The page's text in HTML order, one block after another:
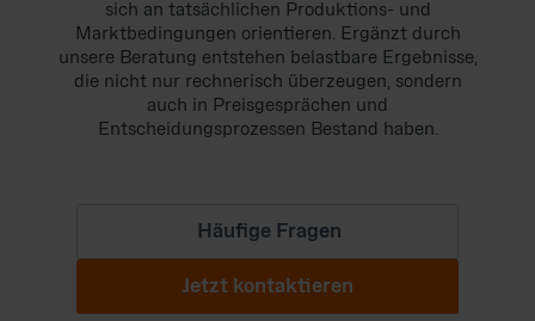
sich an tatsächlichen Produktions- und
Marktbedingungen orientieren. Ergänzt durch
unsere Beratung entstehen belastbare Ergebnisse,
die nicht nur rechnerisch überzeugen, sondern
auch in Preisgesprächen und
Entscheidungsprozessen Bestand haben.
Häufige Fragen
Jetzt kontaktieren